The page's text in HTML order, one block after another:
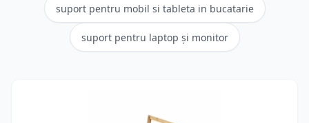
suport pentru mobil si tableta in bucatarie
suport pentru laptop și monitor